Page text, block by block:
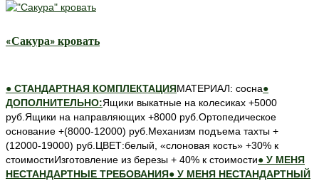
выбрать
на
странице
товара.
«Сакура» кровать
● СТАНДАРТНАЯ КОМПЛЕКТАЦИЯМАТЕРИАЛ: сосна●
ДОПОЛНИТЕЛЬНО:Ящики выкатные на колесиках +5000
руб.Ящики на направляющих +8000 руб.Ортопедическое
основание +(8000-12000) руб.Механизм подъема тахты +
(12000-19000) руб.ЦВЕТ:белый, «слоновая кость» +30% к
стоимостиИзготовление из березы + 40% к стоимости● У МЕНЯ
НЕСТАНДАРТНЫЕ ТРЕБОВАНИЯ● У МЕНЯ НЕСТАНДАРТНЫЙ